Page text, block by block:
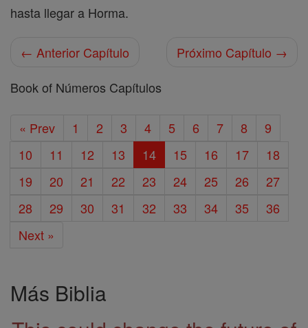
hasta llegar a Horma.
← Anterior Capítulo
Próximo Capítulo →
Book of Números Capítulos
« Prev 1 2 3 4 5 6 7 8
9
10
11 12 13 14 15 16 17
18
19
20 21 22 23 24 25 26
27
28
29 30 31 32 33 34 35
36
Next »
Más Biblia